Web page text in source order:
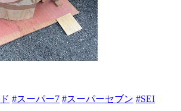
#スーパー7 #スーパーセブン #SEI